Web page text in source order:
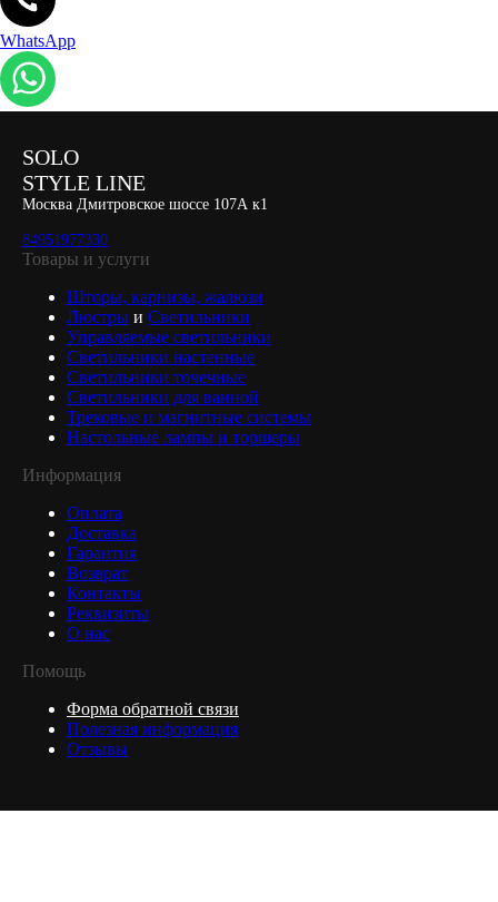
WhatsApp
SOLO
STYLE LINE
Москва Дмитровское шоссе 107А к1
84951977330
Товары и услуги
Шторы, карнизы, жалюзи
Люстры и Светильники
Управляемые светильники
Светильники настенные
Светильники точечные
Светильники для ванной
Трековые и магнитные системы
Настольные лампы и торшеры
Информация
Оплата
Доставка
Гарантия
Возврат
Контакты
Реквизиты
О нас
Помощь
Форма обратной связи
Полезная информация
Отзывы